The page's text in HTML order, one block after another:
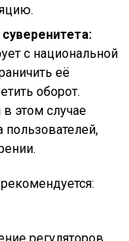
с национальной
её
оборот.
в этом случае
пользователей,